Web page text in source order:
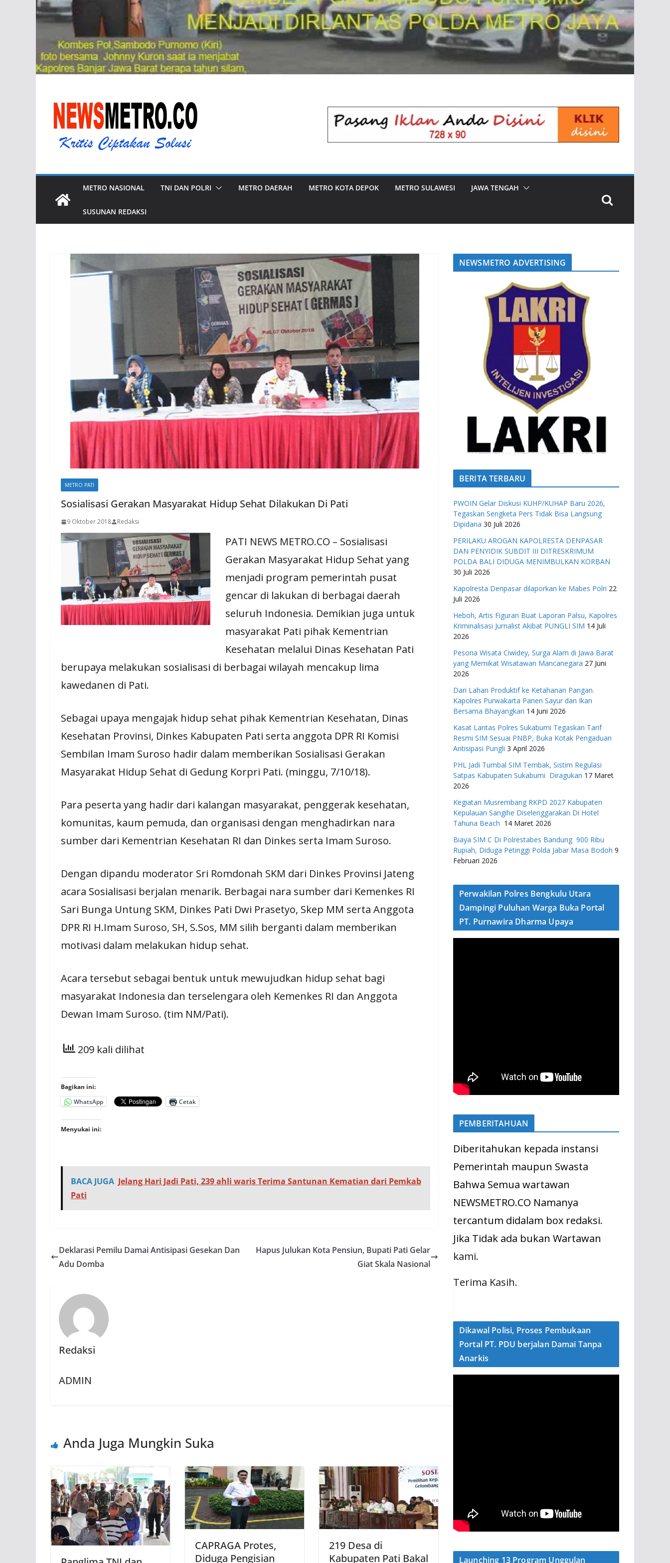
METRO NASIONAL TNI DAN POLRI METRO DAERAH METRO KOTA DEPOK METRO SULAWESI JAWA TENGAH
SUSUNAN REDAKSI
METRO PATI
Sosialisasi Gerakan Masyarakat Hidup Sehat Dilakukan Di Pati
9 Oktober 2018 Redaksi
PATI NEWS METRO.CO – Sosialisasi
Gerakan Masyarakat Hidup Sehat yang
menjadi program pemerintah pusat
gencar di lakukan di berbagai daerah
seluruh Indonesia. Demikian juga untuk
masyarakat Pati pihak Kementrian
Kesehatan melalui Dinas Kesehatan Pati
berupaya melakukan sosialisasi di berbagai wilayah mencakup lima
kawedanen di Pati.
Sebagai upaya mengajak hidup sehat pihak Kementrian Kesehatan, Dinas
Kesehatan Provinsi, Dinkes Kabupaten Pati serta anggota DPR RI Komisi
Sembilan Imam Suroso hadir dalam memberikan Sosialisasi Gerakan
Masyarakat Hidup Sehat di Gedung Korpri Pati. (minggu, 7/10/18).
Para peserta yang hadir dari kalangan masyarakat, penggerak kesehatan,
komunitas, kaum pemuda, dan organisasi dengan menghadirkan nara
sumber dari Kementrian Kesehatan RI dan Dinkes serta Imam Suroso.
Dengan dipandu moderator Sri Romdonah SKM dari Dinkes Provinsi Jateng
acara Sosialisasi berjalan menarik. Berbagai nara sumber dari Kemenkes RI
Sari Bunga Untung SKM, Dinkes Pati Dwi Prasetyo, Skep MM serta Anggota
DPR RI H.Imam Suroso, SH, S.Sos, MM silih berganti dalam memberikan
motivasi dalam melakukan hidup sehat.
Acara tersebut sebagai bentuk untuk mewujudkan hidup sehat bagi
masyarakat Indonesia dan terselengara oleh Kemenkes RI dan Anggota
Dewan Imam Suroso. (tim NM/Pati).
209 kali dilihat
Bagikan ini:
WhatsApp
Cetak
Menyukai ini:
BACA JUGA Jelang Hari Jadi Pati, 239 ahli waris Terima Santunan Kematian dari Pemkab
Pati
Deklarasi Pemilu Damai Antisipasi Gesekan Dan
Adu Domba
Hapus Julukan Kota Pensiun, Bupati Pati Gelar
Giat Skala Nasional
Redaksi
ADMIN
Anda Juga Mungkin Suka
CAPRAGA Protes,
Diduga Pengisian
219 Desa di
Kabupaten Pati Bakal
NEWSMETRO ADVERTISING
BERITA TERBARU
PWOIN Gelar Diskusi KUHP/KUHAP Baru 2026,
Tegaskan Sengketa Pers Tidak Bisa Langsung
Dipidana 30 Juli 2026
PERILAKU AROGAN KAPOLRESTA DENPASAR
DAN PENYIDIK SUBDIT III DITRESKRIMUM
POLDA BALI DIDUGA MENIMBULKAN KORBAN
30 Juli 2026
Kapolresta Denpasar dilaporkan ke Mabes Polri 22
Juli 2026
Heboh, Artis Figuran Buat Laporan Palsu, Kapolres
Kriminalisasi Jurnalist Akibat PUNGLI SIM 14 Juli
2026
Pesona Wisata Ciwidey, Surga Alam di Jawa Barat
yang Memikat Wisatawan Mancanegara 27 Juni
2026
Dari Lahan Produktif ke Ketahanan Pangan.
Kapolres Purwakarta Panen Sayur dan Ikan
Bersama Bhayangkari 14 Juni 2026
Kasat Lantas Polres Sukabumi Tegaskan Tarif
Resmi SIM Sesuai PNBP, Buka Kotak Pengaduan
Antisipasi Pungli 3 April 2026
PHL Jadi Tumbal SIM Tembak, Sistim Regulasi
Satpas Kabupaten Sukabumi Diragukan 17 Maret
2026
Kegiatan Musrembang RKPD 2027 ​Kabupaten
Kepulauan Sangihe Diselenggarakan Di Hotel
Tahuna Beach 14 Maret 2026
Biaya SIM C Di Polrestabes Bandung 900 Ribu
Rupiah, Diduga Petinggi Polda Jabar Masa Bodoh 9
Februari 2026
Perwakilan Polres Bengkulu Utara
Dampingi Puluhan Warga Buka Portal
PT. Purnawira Dharma Upaya
PEMBERITAHUAN
Diberitahukan kepada instansi
Pemerintah maupun Swasta
Bahwa Semua wartawan
NEWSMETRO.CO Namanya
tercantum didalam box redaksi.
Jika Tidak ada bukan Wartawan
kami.
Terima Kasih.
Dikawal Polisi, Proses Pembukaan
Portal PT. PDU berjalan Damai Tanpa
Anarkis
Launching 13 Program Unggulan